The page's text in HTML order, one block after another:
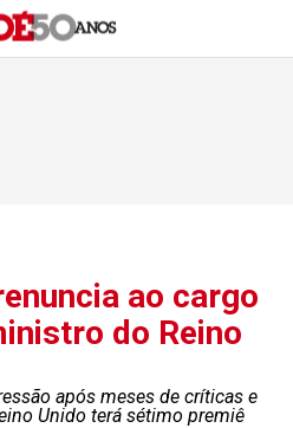
ao cargo
do Reino
após meses de críticas e
Unido terá sétimo premiê